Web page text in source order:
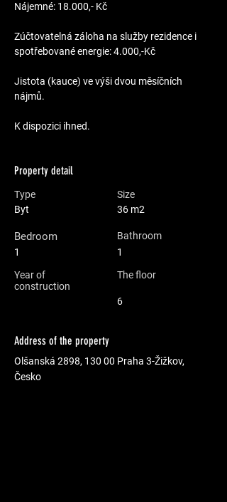
Nájemné: 18.000,- Kč
Zúčtovatelná záloha na služby rezidence i
spotřebované energie: 4.000,-Kč
Jistota (kauce) ve výši dvou měsíčních
nájmů.
K dispozici ihned.
Property detail
Type
Byt
Bedroom
1
Year of
construction
Size
36 m2
Bathroom
1
The floor
6
Address of the property
Olšanská 2898, 130 00 Praha 3-Žižkov,
Česko